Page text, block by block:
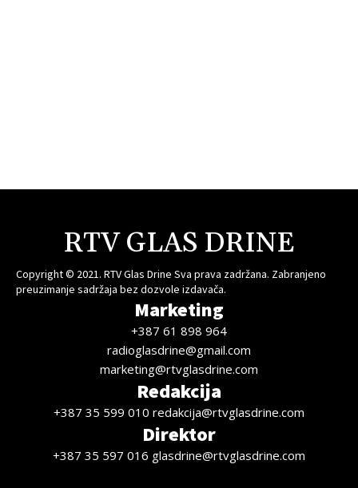
RTV GLAS DRINE
Copyright © 2021. RTV Glas Drine Sva prava zadržana. Zabranjeno
preuzimanje sadržaja bez dozvole izdavača.
Marketing
+387 61 898 964
radioglasdrine@gmail.com
marketing@rtvglasdrine.com
Redakcija
+387 35 599 010 redakcija@rtvglasdrine.com
Direktor
+387 35 597 016 glasdrine@rtvglasdrine.com